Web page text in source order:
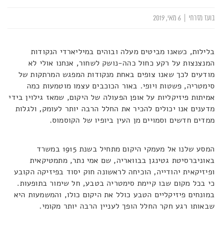
בועז מזרחי
בלילות, כשאנו מביטים מעלה ובוהים במיליארדי הנקודות
המנצנצות על רקע כחול כהה-נושק לשחור, אנחנו אולי לא
מודעים לכך שאנו צופים באחת מנקודות המפגש המרתקות של
סימטריה, פשטות ויופי. באור הכוכבים עצמו מוטמעות כמה
אמיתות פיזיקליות על אופן הפעולה של היקום, שמאז גילוין בידי
מדענים אנו יכולים להכיר את החלל הרבה יותר לעומק, ולגלות
ממדים חדשים וסמויים מן העין ביופיו של הקוסמוס.
המסע שלנו אל מעמקי היקום מתחיל בשנת 1915 במשרד
באוניברסיטת גטינגן בבוואריה, שם אמי נתר, מתמטיקאית
ופיזיקאית יהודייה, הוכיחה לראשונה חוק יסוד בפיזיקה הקובע
כי בכל מקום שבו קיימת סימטריה בטבע, חל שימור בתופעות.
במונחים פיזיקליים הטבע כולל את היקום כולו, והמשמעות היא
שבאותו רגע חקר החלל הופך לעניין הרבה יותר מקומי.